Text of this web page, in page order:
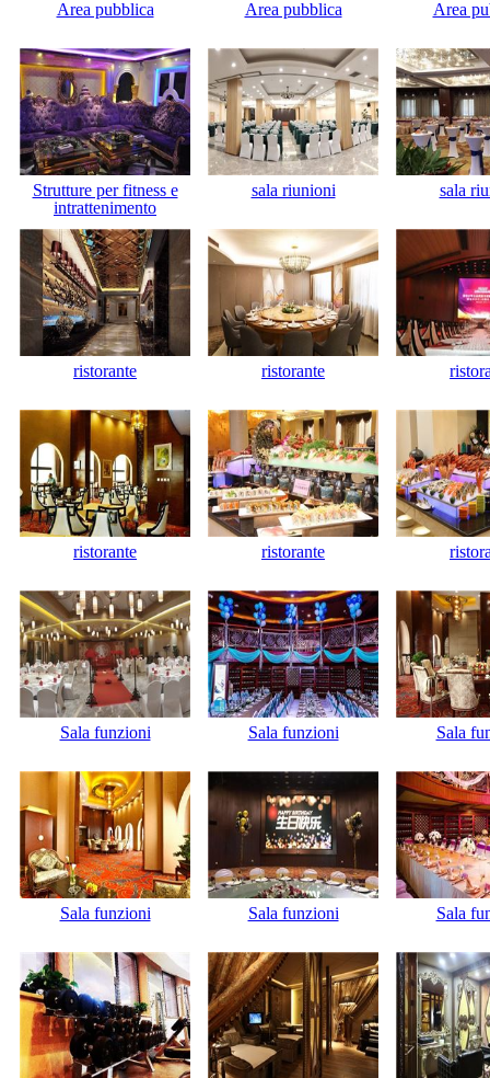
Area pubblica Area pubblica Area
Strutture per fitness e
intrattenimento
sala riunioni sala
ristorante ristorante
ristorante ristorante
Sala funzioni Sala funzioni Sala
Sala funzioni Sala funzioni Sala